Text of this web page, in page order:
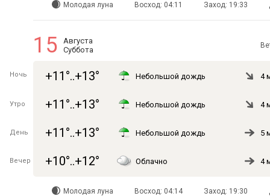
Молодая луна Восход: 04:11 Заход: 19:33
15
Августа
Суббота
Ночь +11°..+13° Небольшой дождь 4
Утро +11°..+13° Небольшой дождь 4
День +11°..+13° Небольшой дождь 5
Вечер +10°..+12° Облачно 4
Молодая луна Восход: 04:14 Заход: 19:30